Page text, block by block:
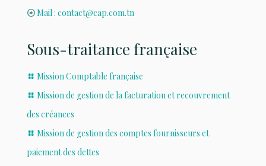
Mail : contact@cap.com.tn
Sous-traitance française
Mission Comptable française
Mission de gestion de la facturation et recouvrement
des créances
Mission de gestion des comptes fournisseurs et
paiement des dettes